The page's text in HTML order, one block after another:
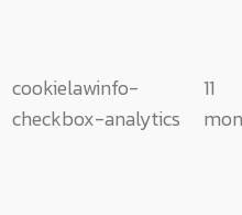
cookielawinfo-
checkbox-analytics
11